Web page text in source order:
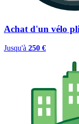
Achat d'un vélo
Jusqu'à 250 €